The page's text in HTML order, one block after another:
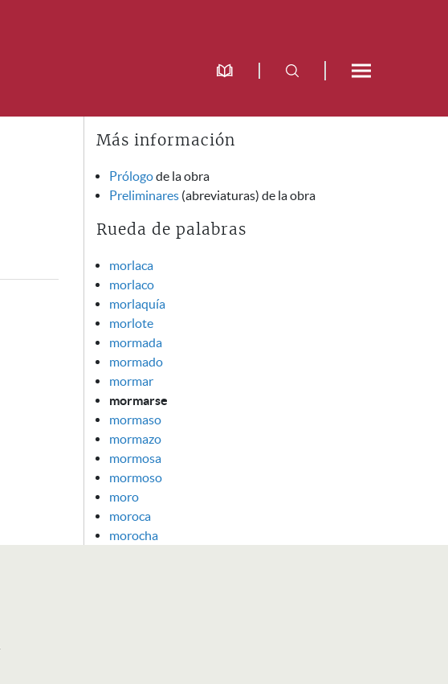
Más información
Prólogode la obra
Preliminares (abreviaturas) de la obra
Rueda de palabras
morlaca
morlaco
morlaquía
morlote
mormada
mormado
mormar
mormarse
mormaso
mormazo
mormosa
mormoso
moro
moroca
morocha